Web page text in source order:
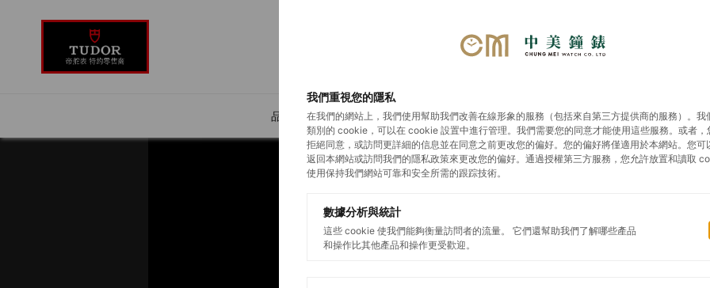
品牌介紹 勞力士 帝舵表 影音專區 展示據點 預約鑑賞
我們重視您的隱私
在我們的網站上，我們使用幫助我們改善在線形象的服務（包括來自第三方提供商的服務）。我
類別的 cookie，可以在 cookie 設置中進行管理。我們需要您的同意才能使用這些服務。或者，
拒絕同意，或訪問更詳細的信息並在同意之前更改您的偏好。您的偏好將僅適用於本網站。您可
返回本網站或訪問我們的隱私政策來更改您的偏好。通過授權第三方服務，您允許放置和讀取
使用保持我們網站可靠和安全所需的跟踪技術。
數據分析與統計
這些 cookie 使我們能夠衡量訪問者的流量。 它們還幫助我們了解哪些產品
和操作比其他產品和操作更受歡迎。